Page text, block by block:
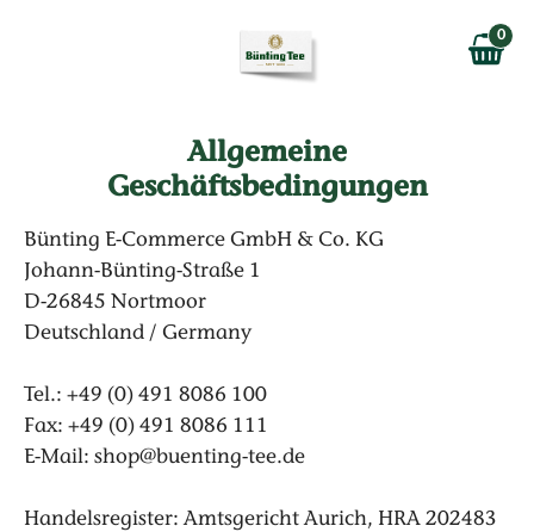
0,00 €
0
Allgemeine
Geschäftsbedingungen
Bünting E-Commerce GmbH & Co. KG
Johann-Bünting-Straße 1
D-26845 Nortmoor
Deutschland / Germany
Tel.: +49 (0) 491 8086 100
Fax: +49 (0) 491 8086 111
E-Mail: shop@buenting-tee.de
Handelsregister: Amtsgericht Aurich, HRA 202483